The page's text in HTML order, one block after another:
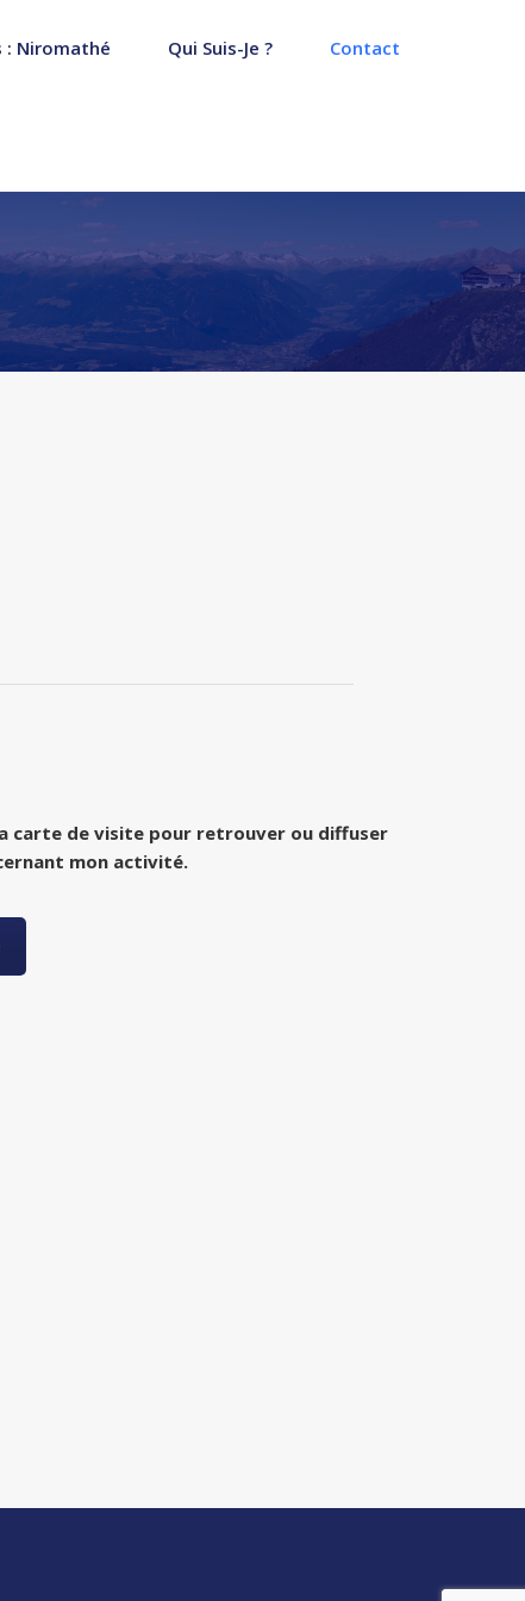
: Niromathé Qui Suis-Je ? Contact
carte de visite pour retrouver ou diffuser
mon activité.